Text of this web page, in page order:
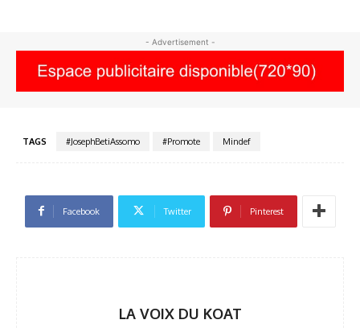
- Advertisement -
TAGS #JosephBetiAssomo #Promote Mindef
Facebook Twitter Pinterest
LA VOIX DU KOAT